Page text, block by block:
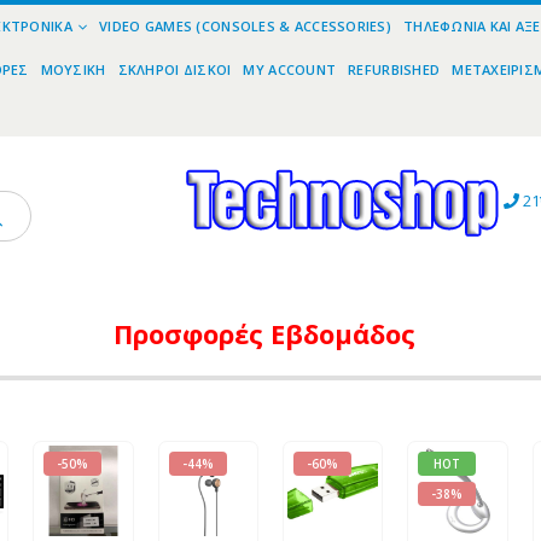
VIDEO GAMES (CONSOLES & ACCESSORIES) ΤΗΛΕΦΩΝΊΑ ΚΑΙ
ΜΟΥΣΙΚΉ ΣΚΛΗΡΟΊ ΔΊΣΚΟΙ MY ACCOUNT REFURBISHED
Προσφορές Εβδομάδος
-50% -44% -60%
HOT
-38%